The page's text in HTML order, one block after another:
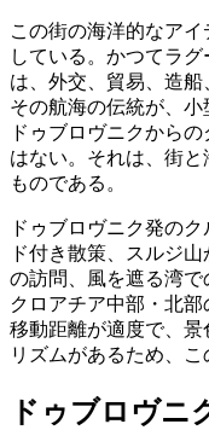
この街の海洋的なア
している。かつてラ
は、外交、貿易、造船
その航海の伝統が、小
ドゥブロヴニクから
はない。それは、街
ものである。
ドゥブロヴニク発の
ド付き散策、スルジ
の訪問、風を遮る湾
クロアチア中部・北部
移動距離が適度で、
リズムがあるため、こ
ドゥブロヴニ